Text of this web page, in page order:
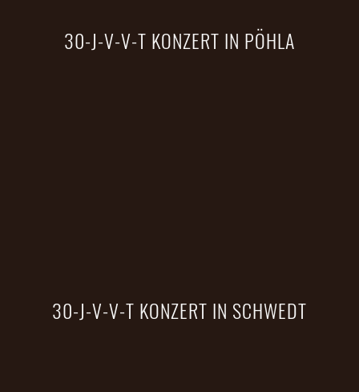
30-J-V-V-T KONZERT IN PÖHLA
30-J-V-V-T KONZERT IN SCHWEDT